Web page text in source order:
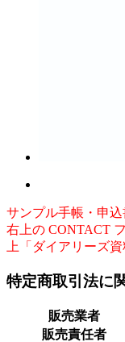
サンプル手帳・申込
右上の CONTACT
上「ダイアリーズ
特定商取引法に
販売業者
販売責任者